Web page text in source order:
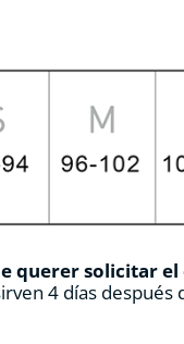
querer solicitar
4 días